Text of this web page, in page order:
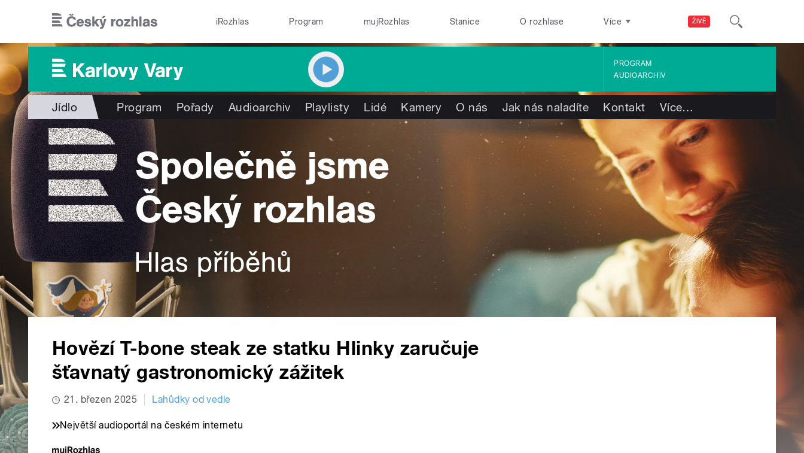
ŽIVĚ
iRozhlas Program mujRozhlas Stanice O rozhlase Více
PROGRAM
AUDIOARCHIV
Jídlo Program Pořady Audioarchiv Playlisty Lidé Kamery O nás Jak nás naladíte Kontakt Více…
Hovězí T-bone steak ze statku Hlinky zaručuje
šťavnatý gastronomický zážitek
21. březen 2025 Lahůdky od vedle
Největší audioportál na českém internetu